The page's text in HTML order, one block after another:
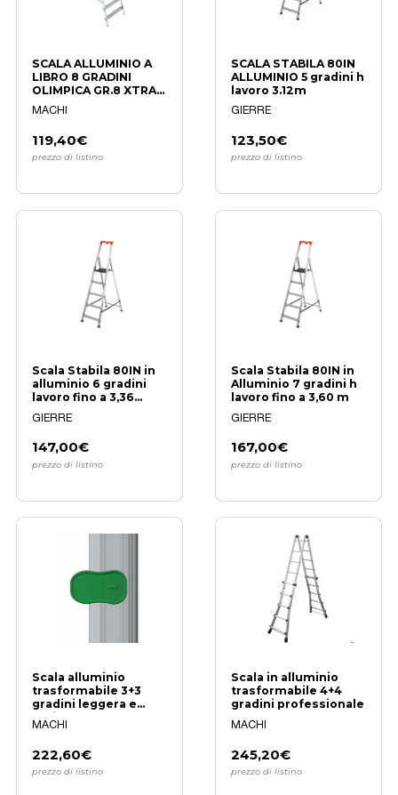
SCALA ALLUMINIO A
LIBRO 8 GRADINI
OLIMPICA GR.8 XTRA
CERTIFICATA
MACHI
119,40€
prezzo di listino
SCALA STABILA 80IN
ALLUMINIO 5 gradini h
lavoro 3.12m
GIERRE
123,50€
prezzo di listino
Scala Stabila 80IN in
alluminio 6 gradini
lavoro fino a 3,36
GIERRE
147,00€
prezzo di listino
Scala Stabila 80IN in
Alluminio 7 gradini h
lavoro fino a 3,60 m
GIERRE
167,00€
prezzo di listino
Scala alluminio
trasformabile 3+3
gradini leggera e
resistente
MACHI
222,60€
prezzo di listino
Scala in alluminio
trasformabile 4+4
gradini professionale
MACHI
245,20€
prezzo di listino